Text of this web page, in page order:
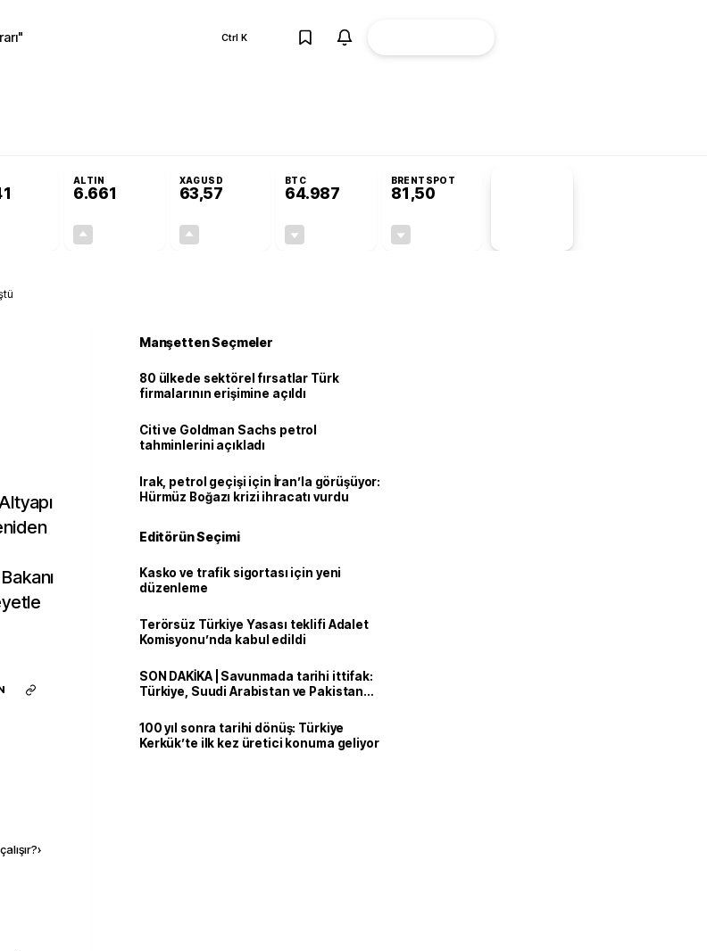
" Ctrl K
ALTIN
6.661
XAGUSD
63,57
BTC
64.987
BRENTSPOT
81,50
›
Manşetten Seçmeler
80 ülkede sektörel fırsatlar Türk
firmalarının erişimine açıldı
Citi ve Goldman Sachs petrol
tahminlerini açıkladı
Irak, petrol geçişi için İran’la görüşüyor:
Hürmüz Boğazı krizi ihracatı vurdu
Editörün Seçimi
Kasko ve trafik sigortası için yeni
düzenleme
Terörsüz Türkiye Yasası teklifi Adalet
Komisyonu’nda kabul edildi
SON DAKİKA | Savunmada tarihi ittifak:
Türkiye, Suudi Arabistan ve Pakistan
100 yıl sonra tarihi dönüş: Türkiye
Kerkük’te ilk kez üretici konuma geliyor